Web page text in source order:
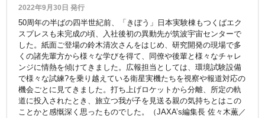
2022年9月30日 発行
50周年の半ばの四半世紀前、「きぼう」日本実験棟もつくばエク
スプレスも未完成の頃、入社後初の異動先が筑波宇宙センターで
した。紙面ご登場の鈴木清次さんをはじめ、研究開発の現場で多
くの諸先輩方から様々な学びを得て、同僚や後輩と様々なチャレ
ンジに情熱を傾けてきました。広報担当としては、環境試験設備
で様々な試練?を乗り越えている衛星実機たちを視察や報道対応の
機会ごとに見てきました。打ち上げロケットから分離、所定の軌
道に投入されたとき、旅立つ我が子を見送る親の気持ちとはこの
ことかと感慨深く思ったものでした。（JAXA’s編集長 佐々木薫／